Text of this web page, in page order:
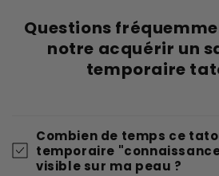
Questions
notre acquérir un
temporaire
Combien de temps ce
temporaire
visible sur ma peau ?